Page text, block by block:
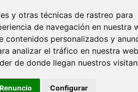
y otras técnicas de rastreo para
de navegación en nuestra
contenidos personalizados y
analizar el tráfico en nuestra
de donde llegan nuestros
Renuncio Configurar